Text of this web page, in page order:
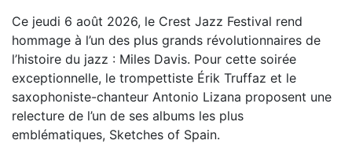
Ce jeudi 6 août 2026, le Crest Jazz Festival rend
hommage à l’un des plus grands révolutionnaires de
l’histoire du jazz : Miles Davis. Pour cette soirée
exceptionnelle, le trompettiste Érik Truffaz et le
saxophoniste-chanteur Antonio Lizana proposent une
relecture de l’un de ses albums les plus
emblématiques, Sketches of Spain.